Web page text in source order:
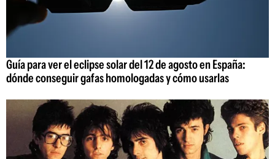
Guía para ver el eclipse solar del 12 de agosto en España:
dónde conseguir gafas homologadas y cómo usarlas